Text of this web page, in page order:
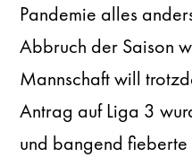
Pandemie alles
Abbruch der Saison
Mannschaft will
Antrag auf Liga 3
und bangend